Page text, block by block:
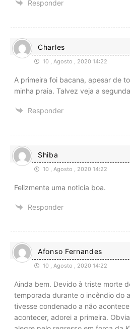
Responder
Charles
10 , Agosto , 2020 14:22
A primeira foi bacana, apesar de
minha praia. Talvez veja a
Responder
Shiba
10 , Agosto , 2020 14:22
Felizmente uma noticia boa.
Responder
Afonso Fernandes
10 , Agosto , 2020 14:22
Ainda bem. Devido à triste morte
temporada durante o incêndio do
tivesse condenado a não
acontecer, adorei a primeira.